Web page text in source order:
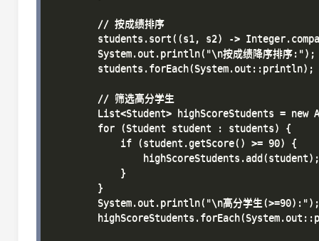
        // 按成绩排序
students.sort((s1, s2) ->
        System.out.println("\n按成绩降序排序:");
        students.forEach(System.out::println);
        // 筛选高分学生
List<Student> highScoreStudents = new
        for (Student student : students) {
            if (student.getScore() >= 90) {
                highScoreStudents.add(student);
            }
        }
        System.out.println("\n高分学生(>=90):");